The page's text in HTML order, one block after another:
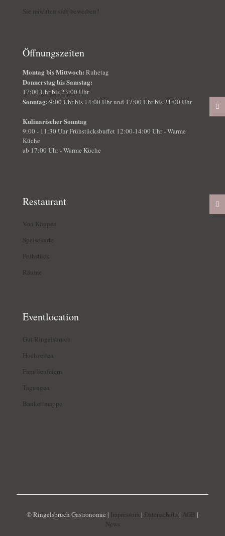
Sie möchten sich bewerben?
Öffnungszeiten
Montag bis Mittwoch: Ruhetag
Donnerstag bis Samstag:
17:00 Uhr bis 23:00 Uhr
Sonntag: 9:00 Uhr bis 14:00 Uhr und 17:00 Uhr bis 21:00 Uhr
Kulinarischer Sonntag
9:00 - 11:30 Uhr Frühstücksbuffet 12:00-14:00 Uhr - Warme
Küche
ab 17:00 Uhr - Warme Küche
Restaurant
Von Köppen
Speisekarte
Frühstück
Räume
Eventlocation
Gut Ringelsbruch
Hochzeiten
Familienfeiern
Tagungen
Bankettmappe
© Ringelsbruch Gastronomie | Impressum | Datenschutz | AGB |
News